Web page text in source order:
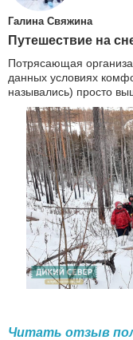
Галина Свяжина
Путешествие на
Потрясающая
данных условиях
назывались) просто
Читать отзыв